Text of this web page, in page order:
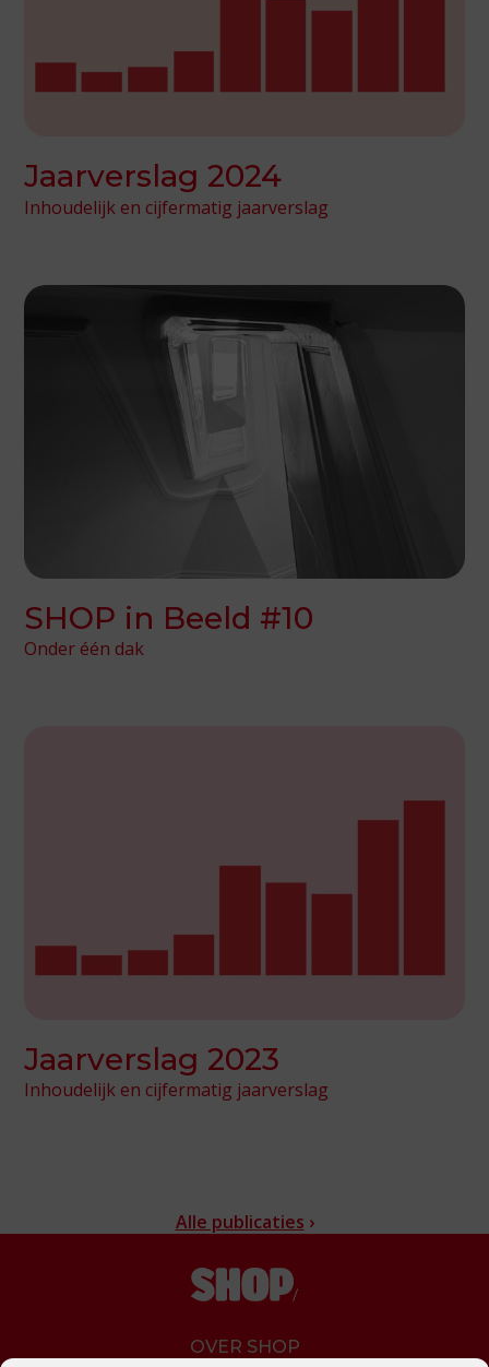
Jaarverslag 2024
Inhoudelijk en cijfermatig jaarverslag
SHOP in Beeld #10
Onder één dak
Jaarverslag 2023
Inhoudelijk en cijfermatig jaarverslag
Alle publicaties ›
OVER SHOP